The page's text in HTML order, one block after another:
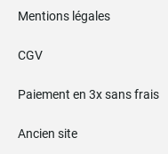
Mentions légales
CGV
Paiement en 3x sans frais
Ancien site